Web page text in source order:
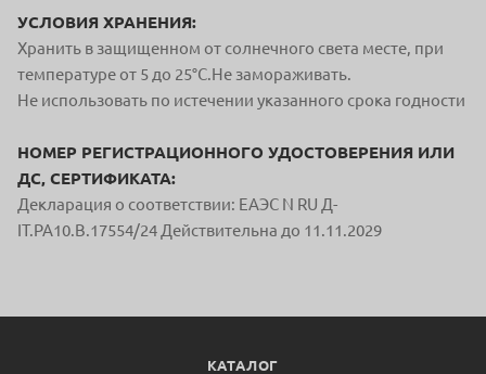
УСЛОВИЯ ХРАНЕНИЯ:
Хранить в защищенном от солнечного света месте, при
температуре от 5 до 25°С.Не замораживать.
Не использовать по истечении указанного срока годности
НОМЕР РЕГИСТРАЦИОННОГО УДОСТОВЕРЕНИЯ ИЛИ
ДС, СЕРТИФИКАТА:
Декларация о соответствии: ЕАЭС N RU Д-
IT.PA10.B.17554/24 Действительна до 11.11.2029
КАТАЛОГ